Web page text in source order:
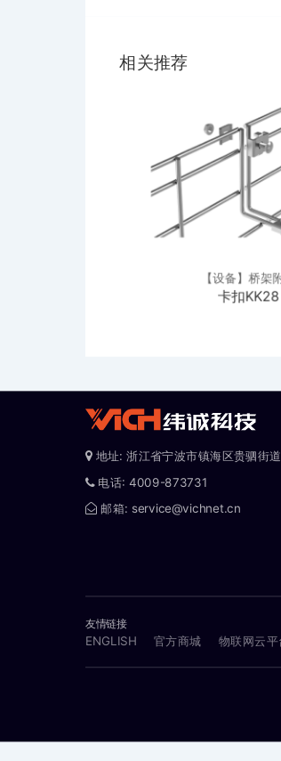
相关推荐
【设备】桥架
卡扣KK28
地址: 浙江省宁波市镇海区贵驷街
电话: 4009-873731
邮箱: service@vichnet.cn
友情链接
ENGLISH 官方商城 物联网云平